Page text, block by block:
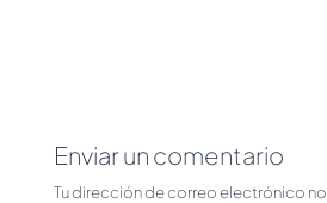
Enviar un comentario
Tu dirección de correo electrónico